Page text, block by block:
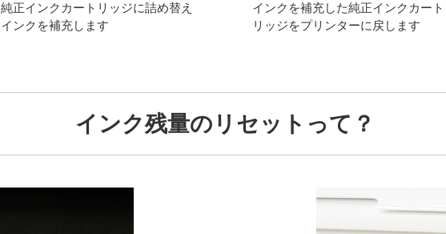
純正インクカートリッジに詰め替え
インクを補充します
インクを補充した純正インクカート
リッジをプリンターに戻します
インク残量のリセットって？